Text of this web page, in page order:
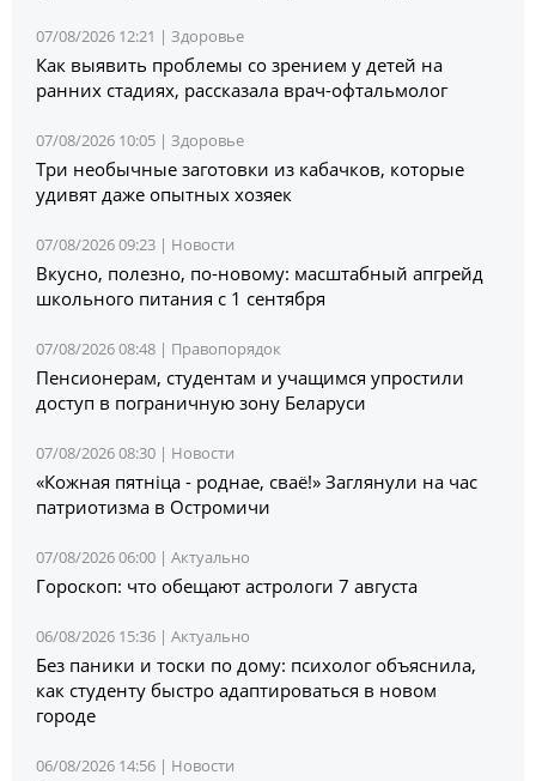
07/08/2026 12:21 | Здоровье
Как выявить проблемы со зрением у детей на
ранних стадиях, рассказала врач-офтальмолог
07/08/2026 10:05 | Здоровье
Три необычные заготовки из кабачков, которые
удивят даже опытных хозяек
07/08/2026 09:23 | Новости
Вкусно, полезно, по-новому: масштабный апгрейд
школьного питания с 1 сентября
07/08/2026 08:48 | Правопорядок
Пенсионерам, студентам и учащимся упростили
доступ в пограничную зону Беларуси
07/08/2026 08:30 | Новости
«Кожная пятніца - роднае, сваё!» Заглянули на час
патриотизма в Остромичи
07/08/2026 06:00 | Актуально
Гороскоп: что обещают астрологи 7 августа
06/08/2026 15:36 | Актуально
Без паники и тоски по дому: психолог объяснила,
как студенту быстро адаптироваться в новом
городе
06/08/2026 14:56 | Новости